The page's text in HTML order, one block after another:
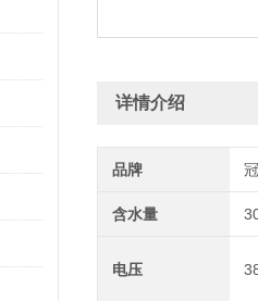
详情介绍
品牌
含水量
电压